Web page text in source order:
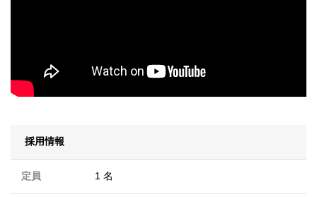
採用情報
定員 1 名